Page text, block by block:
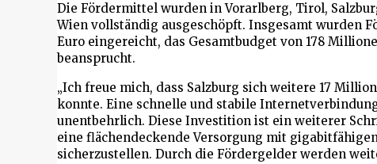
Die Fördermittel wurden in Vorarlberg, Tirol,
Wien vollständig ausgeschöpft. Insgesamt wurden
Euro eingereicht, das Gesamtbudget von 178
beansprucht.
„Ich freue mich, dass Salzburg sich weitere 17
konnte. Eine schnelle und stabile
unentbehrlich. Diese Investition ist ein weiterer
eine flächendeckende Versorgung mit
sicherzustellen. Durch die Fördergelder werden